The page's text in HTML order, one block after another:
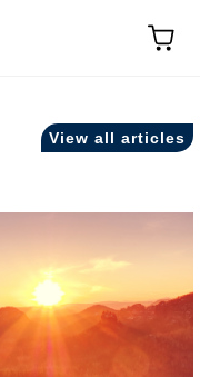
View all articles